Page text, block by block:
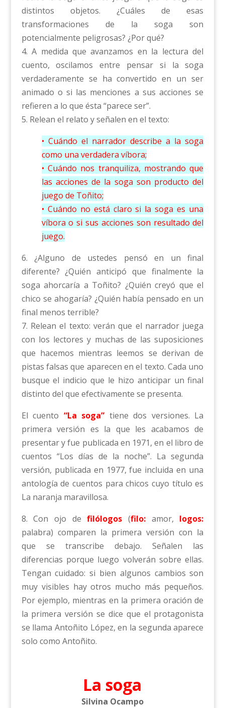
distintos objetos. ¿Cuáles de esas
transformaciones de la soga son
potencialmente peligrosas? ¿Por qué?
4. A medida que avanzamos en la lectura del
cuento, oscilamos entre pensar si la soga
verdaderamente se ha convertido en un ser
animado o si las menciones a sus acciones se
refieren a lo que ésta “parece ser”.
5. Relean el relato y señalen en el texto:
• Cuándo el narrador describe a la soga
como una verdadera víbora;
• Cuándo nos tranquiliza, mostrando que
las acciones de la soga son producto del
juego de Toñito;
• Cuándo no está claro si la soga es una
víbora o si sus acciones son resultado del
juego.
6. ¿Alguno de ustedes pensó en un final
diferente? ¿Quién anticipó que finalmente la
soga ahorcaría a Toñito? ¿Quién creyó que el
chico se ahogaría? ¿Quién había pensado en un
final menos terrible?
7. Relean el texto: verán que el narrador juega
con los lectores y muchas de las suposiciones
que hacemos mientras leemos se derivan de
pistas falsas que aparecen en el texto. Cada uno
busque el indicio que le hizo anticipar un final
distinto del que efectivamente se presenta.
El cuento “La soga” tiene dos versiones. La
primera versión es la que les acabamos de
presentar y fue publicada en 1971, en el libro de
cuentos “Los días de la noche”. La segunda
versión, publicada en 1977, fue incluida en una
antología de cuentos para chicos cuyo título es
La naranja maravillosa.
8. Con ojo defilólogos (filo: amor, logos:
palabra) comparen la primera versión con la
que se transcribe debajo. Señalen las
diferencias porque luego volverán sobre ellas.
Tengan cuidado: si bien algunos cambios son
muy visibles hay otros mucho más pequeños.
Por ejemplo, mientras en la primera oración de
la primera versión se dice que el protagonista
se llama Antoñito López, en la segunda aparece
solo como Antoñito.
La soga
Silvina Ocampo